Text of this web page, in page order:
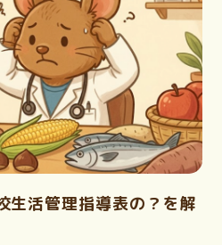
生活管理指導表の？を解